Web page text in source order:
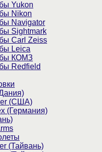
Yukon
Nikon
Navigator
Sightmark
Carl Zeiss
Leica
КОМЗ
Redfield
(США)
(Германия)
(Тайвань)